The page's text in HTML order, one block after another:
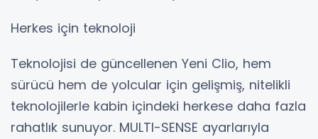
Herkes için teknoloji
Teknolojisi de güncellenen Yeni Clio, hem
sürücü hem de yolcular için gelişmiş, nitelikli
teknolojilerle kabin içindeki herkese daha fazla
rahatlık sunuyor. MULTI-SENSE ayarlarıyla